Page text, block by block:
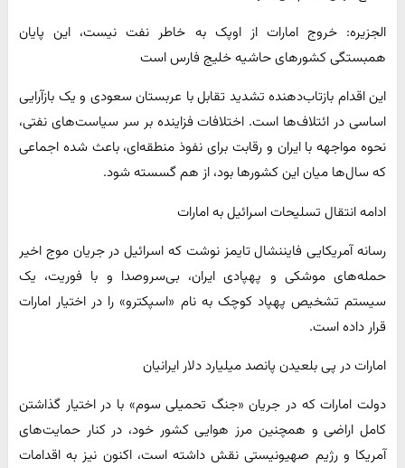
الجزیره: خروج امارات از اوپک به خاطر نفت نیست، این پایان
همبستگی کشورهای حاشیه خلیج فارس است
این اقدام بازتاب‌دهنده تشدید تقابل با عربستان سعودی و یک بازآرایی
اساسی در ائتلاف‌ها است. ️اختلافات فزاینده بر سر سیاست‌های نفتی،
نحوه مواجهه با ایران و رقابت برای نفوذ منطقه‌ای، باعث شده اجماعی
که سال‌ها میان این کشورها بود، از هم گسسته شود.
ادامه انتقال تسلیحات اسرائیل به امارات
رسانه آمریکایی فایننشال تایمز نوشت که اسرائیل در جریان موج اخیر
حمله‌های موشکی و پهپادی ایران، بی‌سروصدا و با فوریت، یک
سیستم تشخیص پهپاد کوچک به نام «اسپکترو» را در اختیار امارات
قرار داده است.
امارات در پی بلعیدن پانصد میلیارد دلار ایرانیان
دولت امارات که در جریان «جنگ تحمیلی سوم» با در اختیار گذاشتن
کامل اراضی و همچنین مرز هوایی کشور خود، در کنار حمایت‌های
آمریکا و رژیم صهیونیستی نقش داشته است، اکنون نیز به اقدامات